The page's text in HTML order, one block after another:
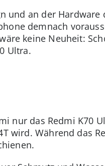
und an der
demnach
keine Neuheit:
Ultra.
nur das Redmi K70
wird. Während das